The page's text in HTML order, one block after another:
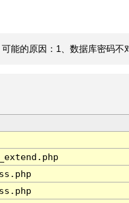
能的原因：1、数据库密码不